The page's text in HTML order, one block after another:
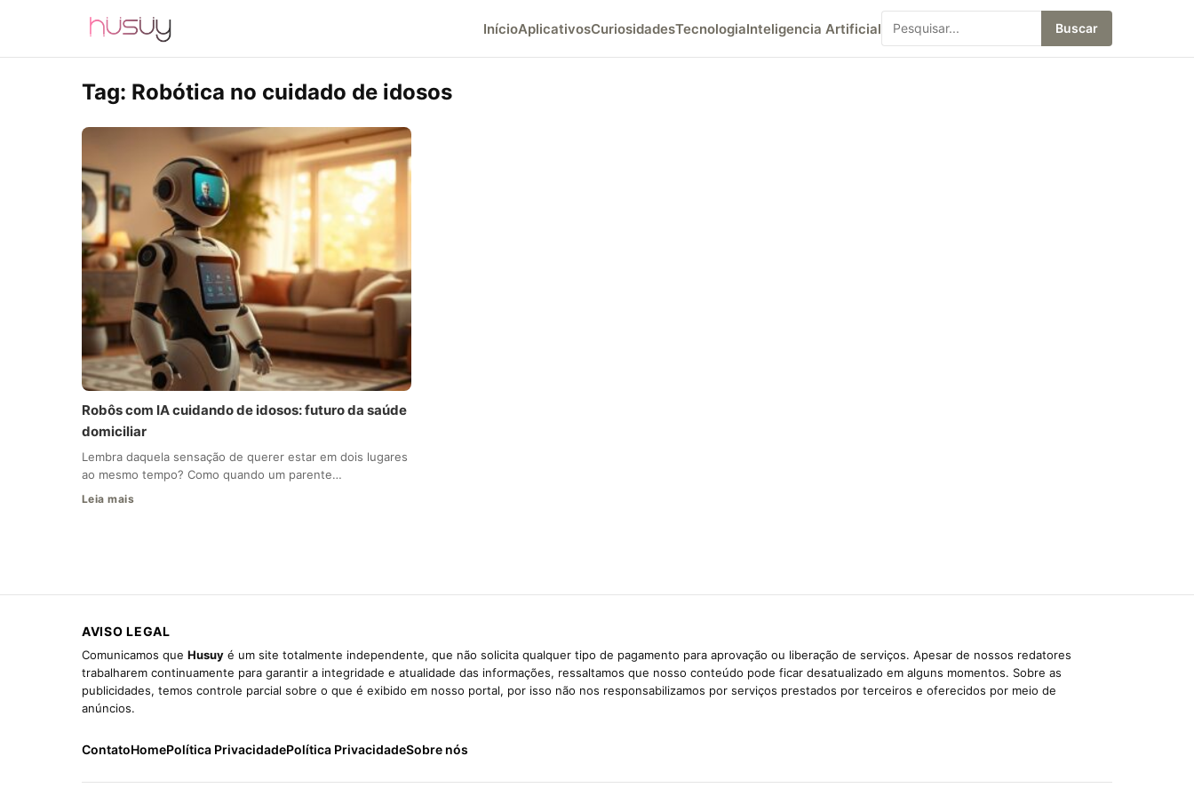
InícioAplicativosCuriosidadesTecnologiaInteligencia Artificial Buscar
Tag: Robótica no cuidado de idosos
Robôs com IA cuidando de idosos: futuro da saúde
domiciliar
Lembra daquela sensação de querer estar em dois lugares
ao mesmo tempo? Como quando um parente…
Leia mais
AVISO LEGAL
Comunicamos que Husuy é um site totalmente independente, que não solicita qualquer tipo de pagamento para aprovação ou liberação de serviços. Apesar de nossos redatores
trabalharem continuamente para garantir a integridade e atualidade das informações, ressaltamos que nosso conteúdo pode ficar desatualizado em alguns momentos. Sobre as
publicidades, temos controle parcial sobre o que é exibido em nosso portal, por isso não nos responsabilizamos por serviços prestados por terceiros e oferecidos por meio de
anúncios.
ContatoHomePolítica PrivacidadePolítica PrivacidadeSobre nós